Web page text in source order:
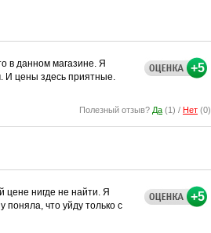
+5
в данном магазине. Я
И цены здесь приятные.
Полезный отзыв? Да (1) / Нет (0)
+5
цене нигде не найти. Я
поняла, что уйду только с